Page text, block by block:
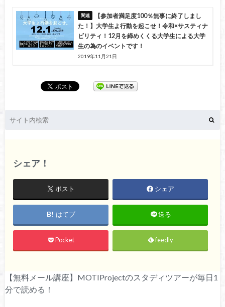
【参加者満足度100％無事に終了しまし
た！】大学生よ行動を起こせ！令和×サスティナ
ビリティ！12月を締めくくる大学生による大学
生の為のイベントです！
2019年11月21日
シェア！
ポスト シェア
はてブ 送る
Pocket feedly
【無料メール講座】MOTIProjectのスタディツアーが毎日1
分で読める！